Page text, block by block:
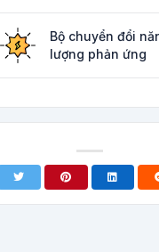
Bộ chuyển đổi
lượng phản ứng